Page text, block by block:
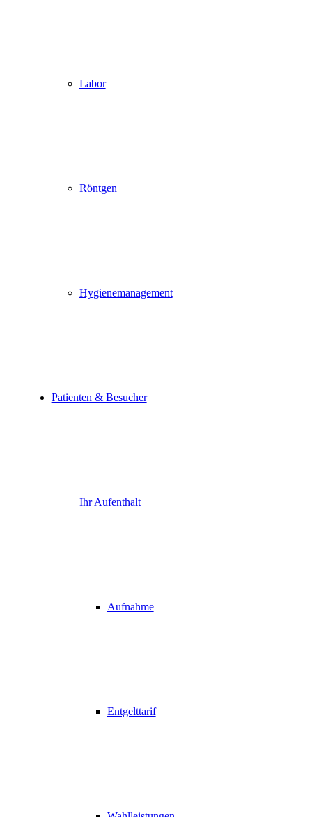
Labor
Röntgen
Hygienemanagement
Patienten & Besucher
Ihr Aufenthalt
Aufnahme
Entgelttarif